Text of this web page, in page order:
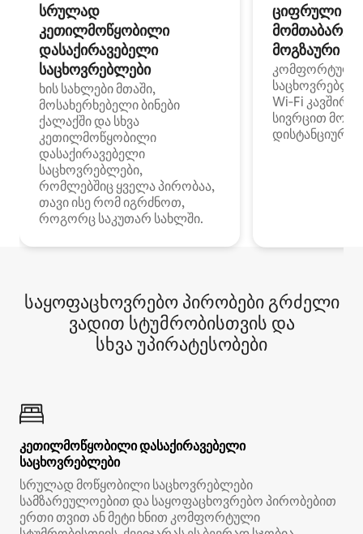
სრულად
კეთილმოწყობილი
დასაქირავებელი
საცხოვრებლები
ხის სახლები მთაში,
მოსახერხებელი ბინები
ქალაქში და სხვა
კეთილმოწყობილი
დასაქირავებელი
საცხოვრებლები,
რომლებშიც ყველა პირობაა,
თავი ისე რომ იგრძნოთ,
როგორც საკუთარ სახლში.
ციფრული
მოგზაური
კომფორტული
Wi‑Fi
სივრცით
დისტანციური
საყოფაცხოვრებო პირობები გრძელი
ვადით სტუმრობისთვის და
სხვა უპირატესობები
კეთილმოწყობილი დასაქირავებელი
საცხოვრებლები
სრულად მოწყობილი საცხოვრებლები
სამზარეულოებით და საყოფაცხოვრებო პირობებით
ერთი თვით ან მეტი ხნით კომფორტული